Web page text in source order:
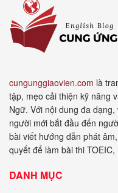
cungunggiaovien.com là
tập, mẹo cải thiện kỹ năng
Ngữ. Với nội dung đa
người mới bắt đầu đến
bài viết hướng dẫn phát
quyết để làm bài thi
DANH MỤC